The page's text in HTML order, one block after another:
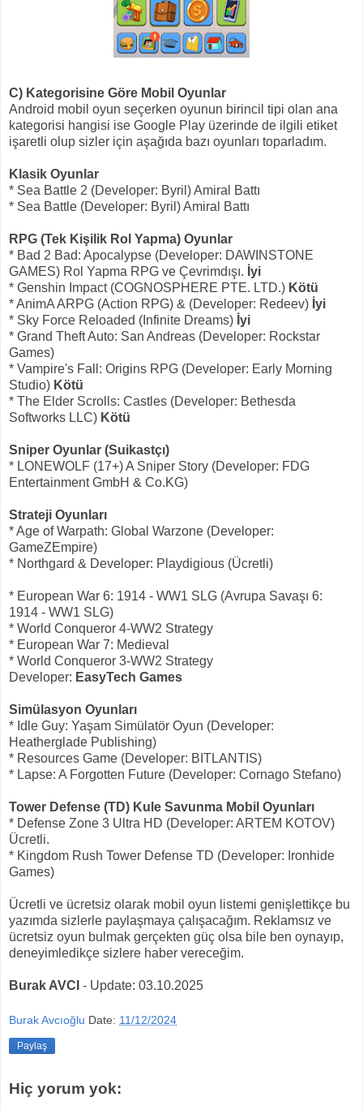
C) Kategorisine Göre Mobil Oyunlar
Android mobil oyun seçerken oyunun birincil tipi olan ana
kategorisi hangisi ise Google Play üzerinde de ilgili etiket
işaretli olup sizler için aşağıda bazı oyunları toparladım.
Klasik Oyunlar
* Sea Battle 2 (Developer: Byril) Amiral Battı
* Sea Battle (Developer: Byril) Amiral Battı
RPG (Tek Kişilik Rol Yapma) Oyunlar
* Bad 2 Bad: Apocalypse (Developer: DAWINSTONE
GAMES) Rol Yapma RPG ve Çevrimdışı. İyi
* Genshin Impact (COGNOSPHERE PTE. LTD.) Kötü
* AnimA ARPG (Action RPG) & (Developer: Redeev) İyi
* Sky Force Reloaded (Infinite Dreams) İyi
* Grand Theft Auto: San Andreas (Developer: Rockstar
Games)
* Vampire's Fall: Origins RPG (Developer: Early Morning
Studio) Kötü
* The Elder Scrolls: Castles (Developer: Bethesda
Softworks LLC) Kötü
Sniper Oyunlar (Suikastçı)
* LONEWOLF (17+) A Sniper Story (Developer: FDG
Entertainment GmbH & Co.KG)
Strateji Oyunları
* Age of Warpath: Global Warzone (Developer:
GameZEmpire)
* Northgard & Developer: Playdigious (Ücretli)
* European War 6: 1914 - WW1 SLG (Avrupa Savaşı 6:
1914 - WW1 SLG)
* World Conqueror 4-WW2 Strategy
* European War 7: Medieval
* World Conqueror 3-WW2 Strategy
Developer: EasyTech Games
Simülasyon Oyunları
* Idle Guy: Yaşam Simülatör Oyun (Developer:
Heatherglade Publishing)
* Resources Game (Developer: BITLANTIS)
* Lapse: A Forgotten Future (Developer: Cornago Stefano)
Tower Defense (TD) Kule Savunma Mobil Oyunları
* Defense Zone 3 Ultra HD (Developer: ARTEM KOTOV)
Ücretli.
* Kingdom Rush Tower Defense TD (Developer: Ironhide
Games)
Ücretli ve ücretsiz olarak mobil oyun listemi genişlettikçe bu
yazımda sizlerle paylaşmaya çalışacağım. Reklamsız ve
ücretsiz oyun bulmak gerçekten güç olsa bile ben oynayıp,
deneyimledikçe sizlere haber vereceğim.
Burak AVCI - Update: 03.10.2025
Burak Avcıoğlu Date: 11/12/2024
Paylaş
Hiç yorum yok: